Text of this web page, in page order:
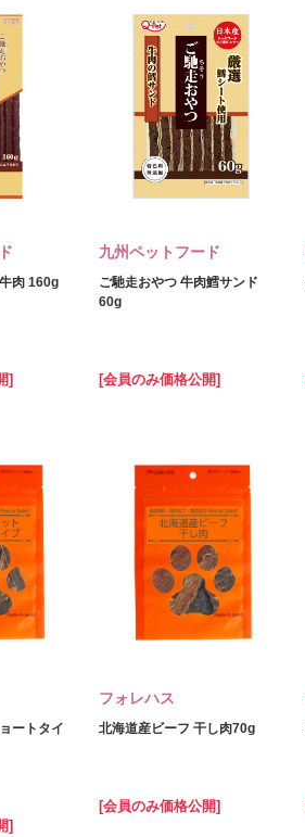
肉 160g
]
九州ペットフード
ご馳走おやつ 牛肉鱈サンド
60g
[会員のみ価格公開]
ートタイ
]
フォレハス
北海道産ビーフ 干し肉70g
[会員のみ価格公開]